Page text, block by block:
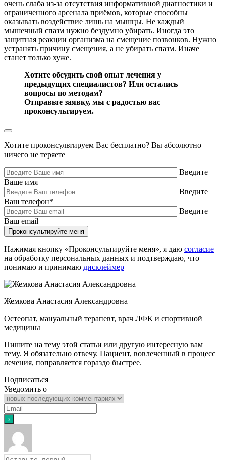
очень слаба из-за отсутствия информативной диагностики и
ограниченного арсенала приёмов, которые способны
оказывать воздействие лишь на мышцы. Не каждый
мышечный спазм нужно бездумно убирать. Иногда это
защитная реакции организма на смещение позвонков. Нужно
устранять причину смещения, а не убирать спазм. Иначе
станет только хуже.
Хотите обсудить свой опыт лечения у
предыдущих специалистов? Или остались
вопросы по методам?
Отправьте заявку, мы с радостью вас
проконсультируем.
Хотите проконсультируем Вас бесплатно? Вы абсолютно
ничего не теряете
Введите
Ваше имя
Введите
Ваш телефон*
Введите
Ваш email
Нажимая кнопку «Проконсультируйте меня», я даю согласие
на обработку персональных данных и подтверждаю, что
понимаю и принимаю дисклеймер
Жемкова Анастасия Александровна
Остеопат, мануальный терапевт, врач ЛФК и спортивной
медицины
Пишите на тему этой статьи или другую интересную вам
тему. Я обязательно отвечу. Пациент, вовлеченный в процесс
лечения, поправляется гораздо быстрее.
Подписаться
Уведомить о